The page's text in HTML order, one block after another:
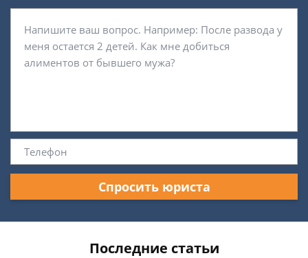
Спросить юриста
Последние статьи